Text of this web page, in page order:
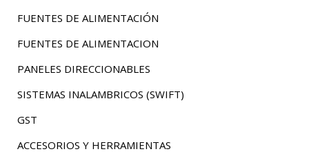
FUENTES DE ALIMENTACIÓN
FUENTES DE ALIMENTACION
PANELES DIRECCIONABLES
SISTEMAS INALAMBRICOS (SWIFT)
GST
ACCESORIOS Y HERRAMIENTAS